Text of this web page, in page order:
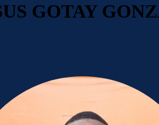
GOTAY